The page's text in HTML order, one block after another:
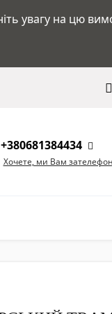
увагу на цю
+380681384434
Хочете, ми Вам